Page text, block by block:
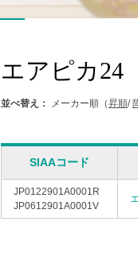
エアピカ24
並べ替え： メーカー順（昇順/
SIAAコード
JP0122901A0001R
JP0612901A0001V